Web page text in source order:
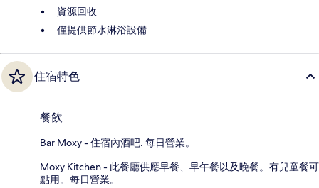
資源回收
僅提供節水淋浴設備
住宿特色
餐飲
Bar Moxy - 住宿內酒吧. 每日營業。
Moxy Kitchen - 此餐廳供應早餐、早午餐以及晚餐。有兒童餐可
點用。每日營業。